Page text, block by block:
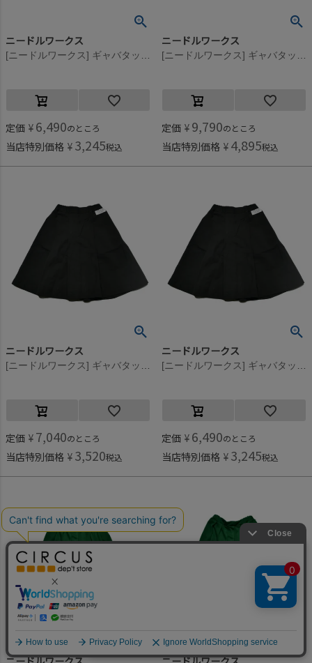
ニードルワークス
定価 ¥ 6,490のところ
当店特別価格 ¥ 3,245税込
ニードルワークス
定価 ¥ 9,790のところ
当店特別価格 ¥ 4,895税込
ニードルワークス
定価 ¥ 7,040のところ
当店特別価格 ¥ 3,520税込
ニードルワークス
定価 ¥ 6,490のところ
当店特別価格 ¥ 3,245税込
何かお探しですか？